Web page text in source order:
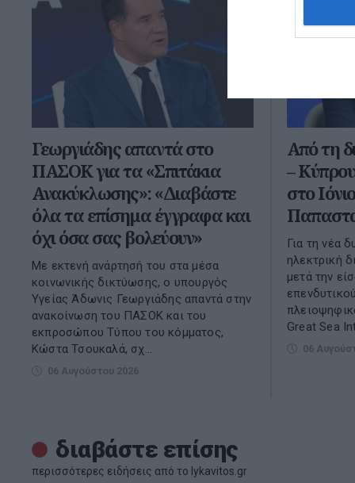
Γεωργιάδης απαντά στο
ΠΑΣΟΚ για τα «Σπιτάκια
Ανακύκλωσης»: «Διαβάστε
όλα τα επίσημα έγγραφα και
όχι όσα σας βολεύουν»
Με εκτενή ανάρτησή του στα μέσα
κοινωνικής δικτύωσης, ο υπουργός
Υγείας Άδωνις Γεωργιάδης απαντά στην
ανακοίνωση του ΠΑΣΟΚ και του
εκπροσώπου Τύπου του κόμματος,
Κώστα Τσουκαλά, σχ...
06 Αυγούστου 2026
Από τη
–
στο
Για τη νέα
ηλεκτρική
μετά την
Great Sea
06
διαβάστε επίσης
περισσότερες ειδήσεις από το lykavitos.gr